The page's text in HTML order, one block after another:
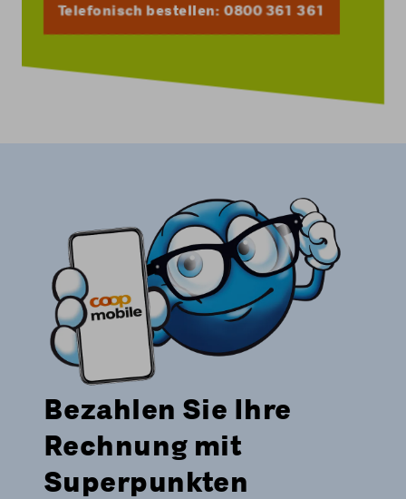
Telefonisch bestellen: 0800 361 361
Bezahlen Sie Ihre
Rechnung mit
Superpunkten